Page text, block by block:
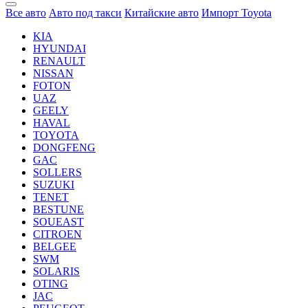
Все авто Авто под такси Китайские авто Импорт Toyota
KIA
HYUNDAI
RENAULT
NISSAN
FOTON
UAZ
GEELY
HAVAL
TOYOTA
DONGFENG
GAC
SOLLERS
SUZUKI
TENET
BESTUNE
SOUEAST
CITROEN
BELGEE
SWM
SOLARIS
OTING
JAC